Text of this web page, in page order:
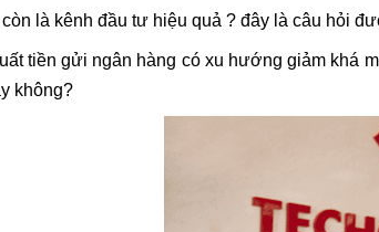
là kênh đầu tư hiệu quả ? đây là câu hỏi
tiền gửi ngân hàng có xu hướng giảm khá
không?